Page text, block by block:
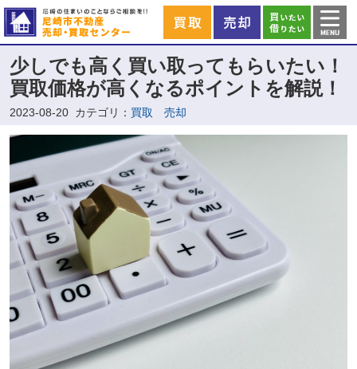
少しでも高く買い取ってもらいたい！
買取価格が高くなるポイントを解説！
2023-08-20 カテゴリ： 買取 売却